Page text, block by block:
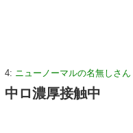
4: ニューノーマルの名無しさん
中ロ濃厚接触中